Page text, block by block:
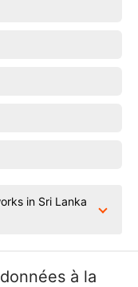
in Sri Lanka
à la